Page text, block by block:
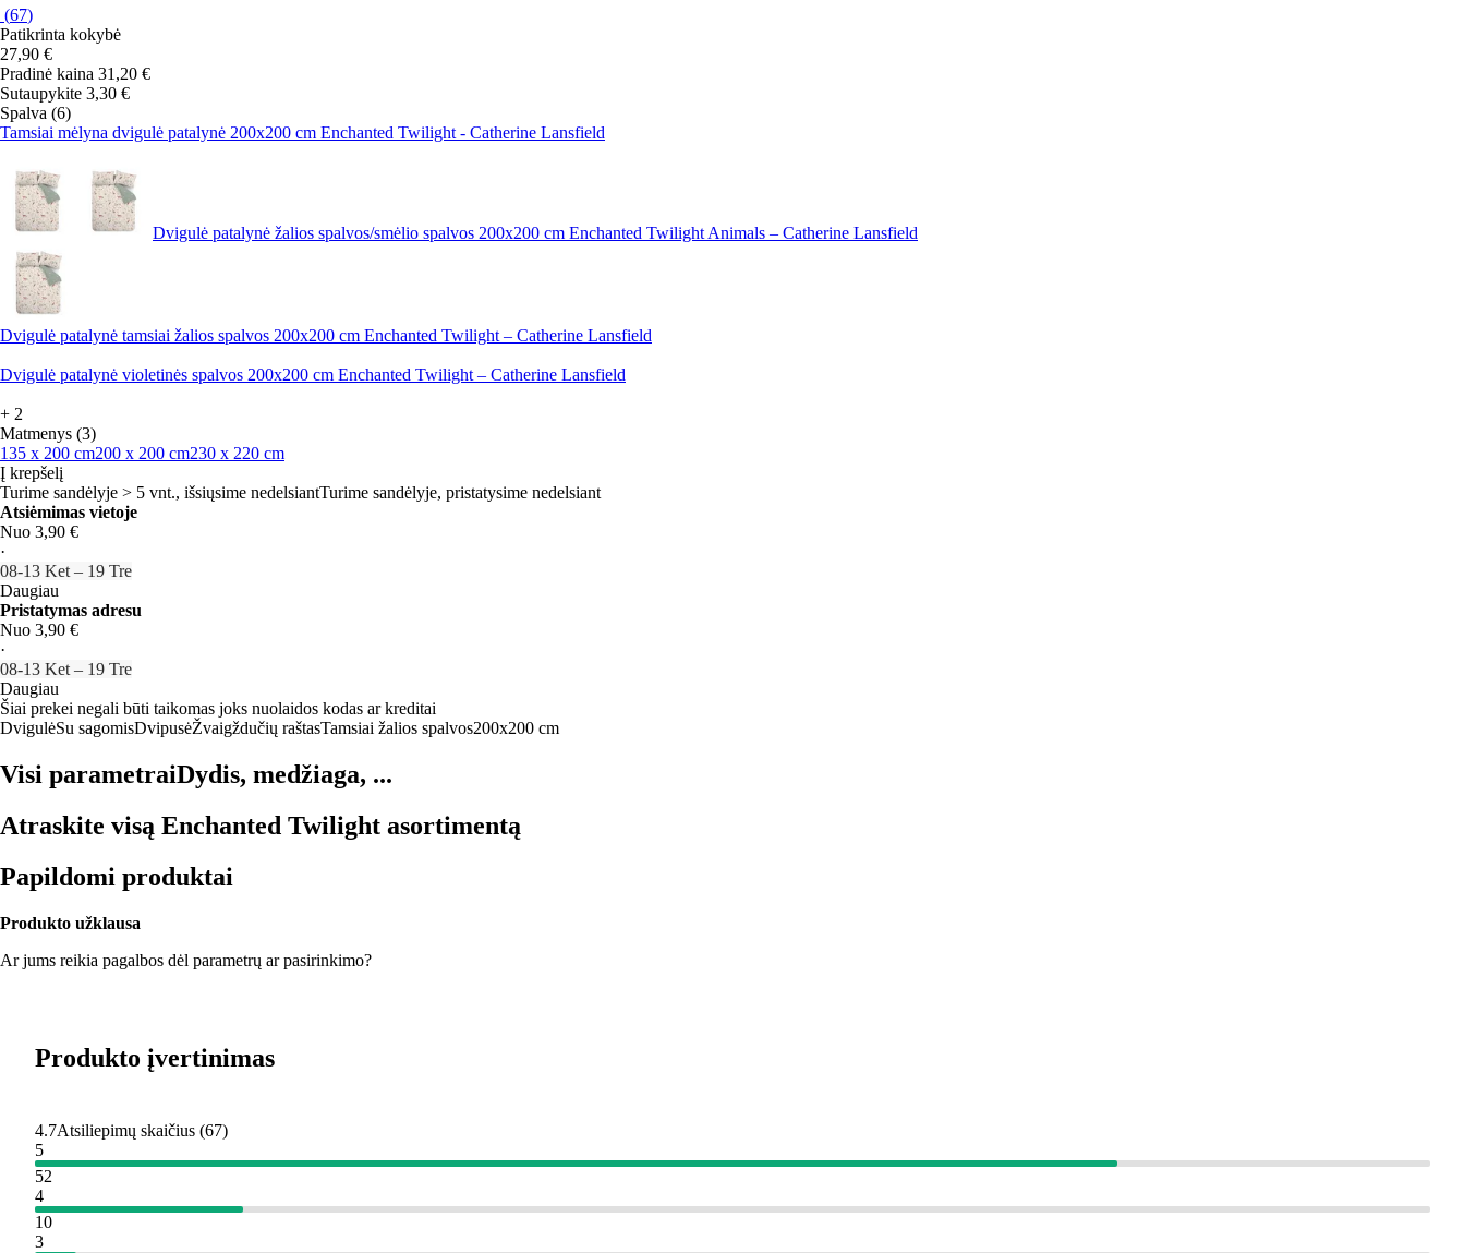
(67)
Patikrinta kokybė
27,90 €
Pradinė kaina 31,20 €
Sutaupykite 3,30 €
Spalva (6)
Tamsiai mėlyna dvigulė patalynė 200x200 cm Enchanted Twilight - Catherine Lansfield
Dvigulė patalynė žalios spalvos/smėlio spalvos 200x200 cm Enchanted Twilight Animals – Catherine Lansfield
Dvigulė patalynė tamsiai žalios spalvos 200x200 cm Enchanted Twilight – Catherine Lansfield
Dvigulė patalynė violetinės spalvos 200x200 cm Enchanted Twilight – Catherine Lansfield
+ 2
Matmenys (3)
135 x 200 cm200 x 200 cm230 x 220 cm
Į krepšelį
Turime sandėlyje > 5 vnt., išsiųsime nedelsiantTurime sandėlyje, pristatysime nedelsiant
Atsiėmimas vietoje
Nuo 3,90 €
·
08‑13 Ket – 19 Tre
Daugiau
Pristatymas adresu
Nuo 3,90 €
·
08‑13 Ket – 19 Tre
Daugiau
Šiai prekei negali būti taikomas joks nuolaidos kodas ar kreditai
DvigulėSu sagomisDvipusėŽvaigždučių raštasTamsiai žalios spalvos200x200 cm
Visi parametraiDydis, medžiaga, ...
Atraskite visą Enchanted Twilight asortimentą
Papildomi produktai
Produkto užklausa
Ar jums reikia pagalbos dėl parametrų ar pasirinkimo?
Produkto įvertinimas
4.7Atsiliepimų skaičius (67)
5
52
4
10
3